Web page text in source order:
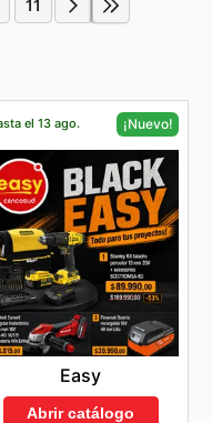
11
el 13 ago. ¡Nuevo!
Easy
Abrir catálogo